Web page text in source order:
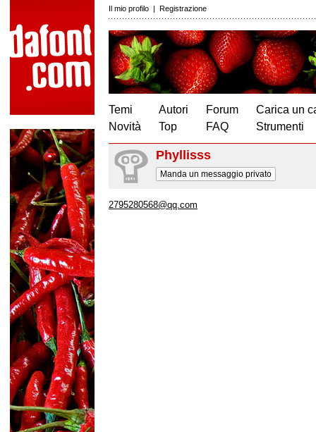
Il mio profilo | Registrazione
Temi
Novità
Autori
Top
Forum
FAQ
Carica un
Strumenti
Phyllisss
Manda un messaggio privato
2795280568@qq.com